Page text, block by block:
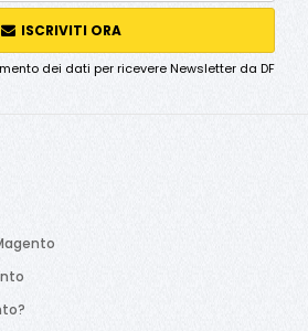
ISCRIVITI ORA
dei dati per ricevere Newsletter da DF